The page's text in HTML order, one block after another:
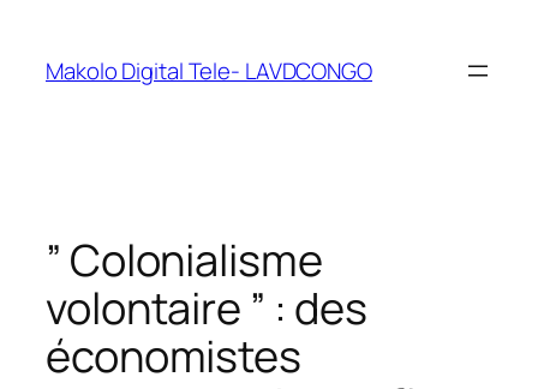
Makolo Digital Tele- LAVDCONGO
” Colonialisme
volontaire ” : des
économistes